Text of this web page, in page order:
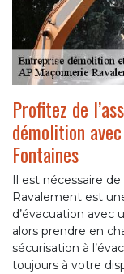
Profitez de
démolition
Fontaines
Il est nécessaire
Ravalement est
d’évacuation
alors prendre en
sécurisation à
toujours à votre